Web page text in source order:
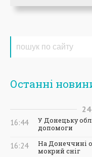
Останні
24
16:44
У Донецьку
допомоги
16:24
На Донеччині
мокрий сніг